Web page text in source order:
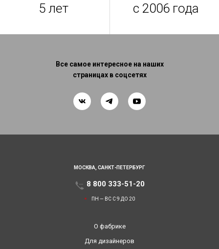
5 лет с 2006 года
Все самое интересное на наших
страницах в соцсетях
МОСКВА, САНКТ-ПЕТЕРБУРГ
8 800 333-51-20
ПН — ВС С 9 ДО 20
О фабрике
Для дизайнеров